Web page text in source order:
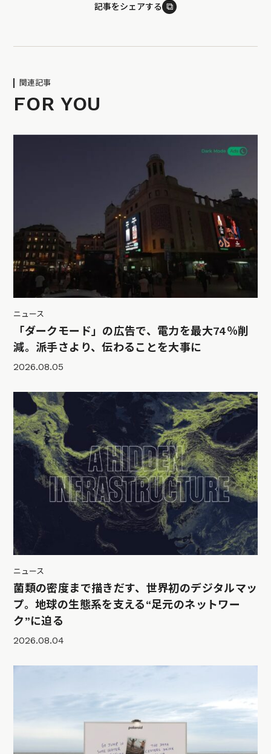
記事をシェアする ⧉
関連記事
FOR YOU
ニュース
「ダークモード」の広告で、電力を最大74％削
減。派手さより、伝わることを大事に
2026.08.05
ニュース
菌類の密度まで描きだす、世界初のデジタルマッ
プ。地球の生態系を支える“足元のネットワー
ク”に迫る
2026.08.04